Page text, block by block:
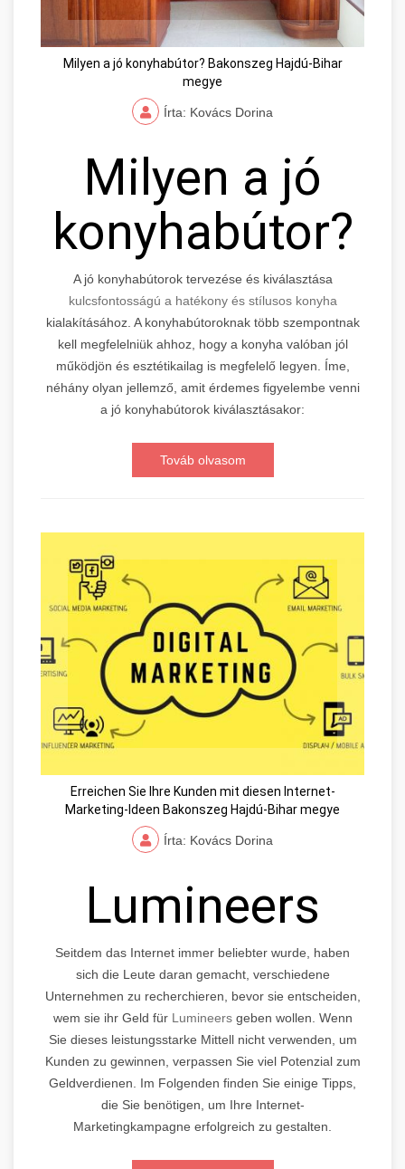
Milyen a jó konyhabútor? Bakonszeg Hajdú-Bihar
megye
Írta: Kovács Dorina
Milyen a jó
konyhabútor?
A jó konyhabútorok tervezése és kiválasztása
kulcsfontosságú a hatékony és stílusos konyha
kialakításához. A konyhabútoroknak több szempontnak
kell megfelelniük ahhoz, hogy a konyha valóban jól
működjön és esztétikailag is megfelelő legyen. Íme,
néhány olyan jellemző, amit érdemes figyelembe venni
a jó konyhabútorok kiválasztásakor:
Továb olvasom
Erreichen Sie Ihre Kunden mit diesen Internet-
Marketing-Ideen Bakonszeg Hajdú-Bihar megye
Írta: Kovács Dorina
Lumineers
Seitdem das Internet immer beliebter wurde, haben
sich die Leute daran gemacht, verschiedene
Unternehmen zu recherchieren, bevor sie entscheiden,
wem sie ihr Geld für Lumineersgeben wollen. Wenn
Sie dieses leistungsstarke Mittell nicht verwenden, um
Kunden zu gewinnen, verpassen Sie viel Potenzial zum
Geldverdienen. Im Folgenden finden Sie einige Tipps,
die Sie benötigen, um Ihre Internet-
Marketingkampagne erfolgreich zu gestalten.